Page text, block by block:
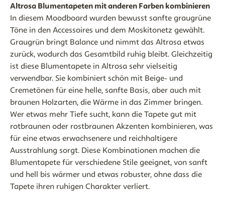
Altrosa Blumentapeten mit anderen Farben kombinieren
In diesem Moodboard wurden bewusst sanfte graugrüne
Töne in den Accessoires und dem Moskitonetz gewählt.
Graugrün bringt Balance und nimmt das Altrosa etwas
zurück, wodurch das Gesamtbild ruhig bleibt. Gleichzeitig
ist diese Blumentapete in Altrosa sehr vielseitig
verwendbar. Sie kombiniert schön mit Beige- und
Cremetönen für eine helle, sanfte Basis, aber auch mit
braunen Holzarten, die Wärme in das Zimmer bringen.
Wer etwas mehr Tiefe sucht, kann die Tapete gut mit
rotbraunen oder rostbraunen Akzenten kombinieren, was
für eine etwas erwachsenere und reichhaltigere
Ausstrahlung sorgt. Diese Kombinationen machen die
Blumentapete für verschiedene Stile geeignet, von sanft
und hell bis wärmer und etwas robuster, ohne dass die
Tapete ihren ruhigen Charakter verliert.